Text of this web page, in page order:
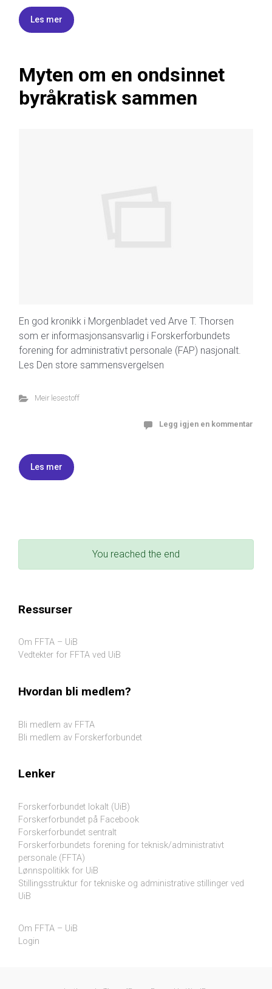
Les mer
Myten om en ondsinnet
byråkratisk sammen
En god kronikk i Morgenbladet ved Arve T. Thorsen
som er informasjonsansvarlig i Forskerforbundets
forening for administrativt personale (FAP) nasjonalt.
Les Den store sammensvergelsen
Meir lesestoff
Legg igjen en kommentar
Les mer
You reached the end
Ressurser
Om FFTA – UiB
Vedtekter for FFTA ved UiB
Hvordan bli medlem?
Bli medlem av FFTA
Bli medlem av Forskerforbundet
Lenker
Forskerforbundet lokalt (UiB)
Forskerforbundet på Facebook
Forskerforbundet sentralt
Forskerforbundets forening for teknisk/administrativt
personale (FFTA)
Lønnspolitikk for UiB
Stillingsstruktur for tekniske og administrative stillinger ved
UiB
Om FFTA – UiB
Login